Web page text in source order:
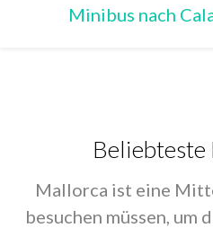
Minibus nach
Beliebteste
Mallorca ist eine
besuchen müssen, um